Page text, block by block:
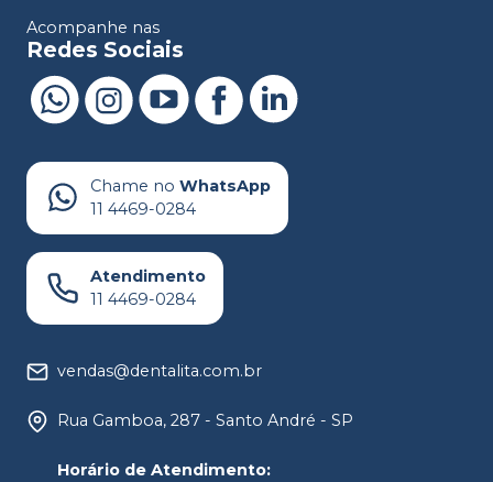
Acompanhe nas
Redes Sociais
Chame no WhatsApp
11 4469-0284
Atendimento
11 4469-0284
vendas@dentalita.com.br
Rua Gamboa, 287 - Santo André - SP
Horário de Atendimento: